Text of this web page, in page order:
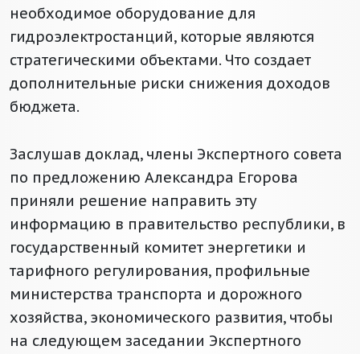
необходимое оборудование для
гидроэлектростанций, которые являются
стратегическими объектами. Что создает
дополнительные риски снижения доходов
бюджета.
Заслушав доклад, члены Экспертного совета
по предложению Александра Егорова
приняли решение направить эту
информацию в правительство республики, в
государственный комитет энергетики и
тарифного регулирования, профильные
министерства транспорта и дорожного
хозяйства, экономического развития, чтобы
на следующем заседании Экспертного